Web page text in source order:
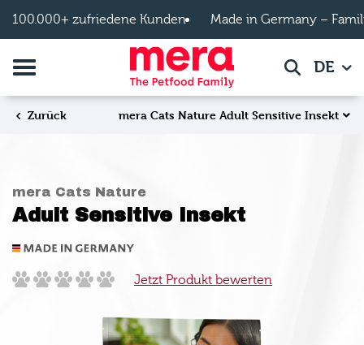
100.000+ zufriedene Kunden Made in Germany –
Navigation umschalten SucheDE
Zurück mera Cats Nature Adult Sensitive Insekt
mera Cats Nature
Adult Sensitive Insekt
Jetzt Produkt bewerten